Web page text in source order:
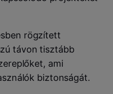
rögzített
távon tisztább
ami
biztonságát.